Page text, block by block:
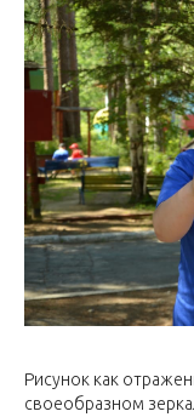
Рисунок как
своеобразном